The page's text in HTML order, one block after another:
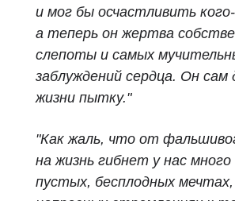
и мог бы осчастливить
а теперь он жертва
слепоты и самых
заблуждений сердца. Он сам
жизни пытку."
"Как жаль, что от
на жизнь гибнет у нас много
пустых, бесплодных мечтах,